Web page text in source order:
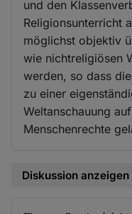
und den
Religionsunterricht
möglichst objektiv
wie nichtreligiösen
werden, so dass
zu einer
Weltanschauung
Menschenrechte
Diskussion anzeigen